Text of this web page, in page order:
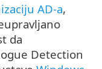
AD-a,
da
Detection